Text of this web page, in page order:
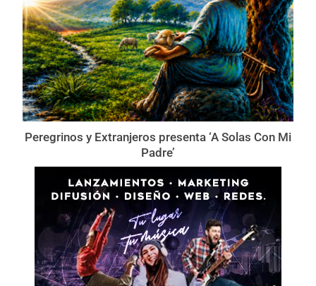
Peregrinos y Extranjeros presenta ‘A Solas Con Mi
Padre’